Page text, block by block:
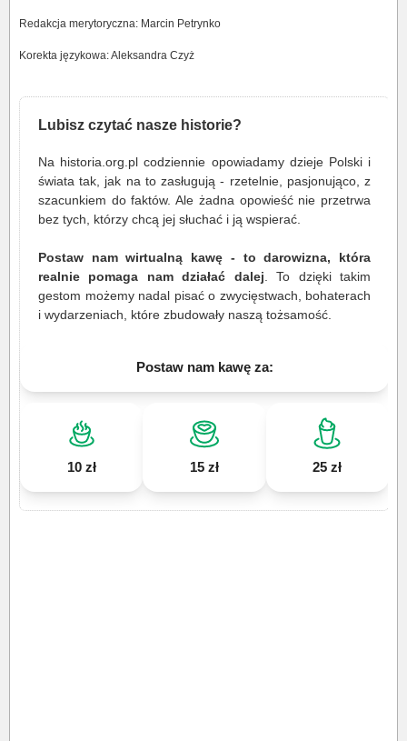
Redakcja merytoryczna: Marcin Petrynko
Korekta językowa: Aleksandra Czyż
Lubisz czytać nasze historie?
Na historia.org.pl codziennie opowiadamy dzieje Polski i
świata tak, jak na to zasługują - rzetelnie, pasjonująco, z
szacunkiem do faktów. Ale żadna opowieść nie przetrwa
bez tych, którzy chcą jej słuchać i ją wspierać.
Postaw nam wirtualną kawę - to darowizna, która
realnie pomaga nam działać dalej . To dzięki takim
gestom możemy nadal pisać o zwycięstwach, bohaterach
i wydarzeniach, które zbudowały naszą tożsamość.
Postaw nam kawę za:
10 zł 15 zł 25 zł